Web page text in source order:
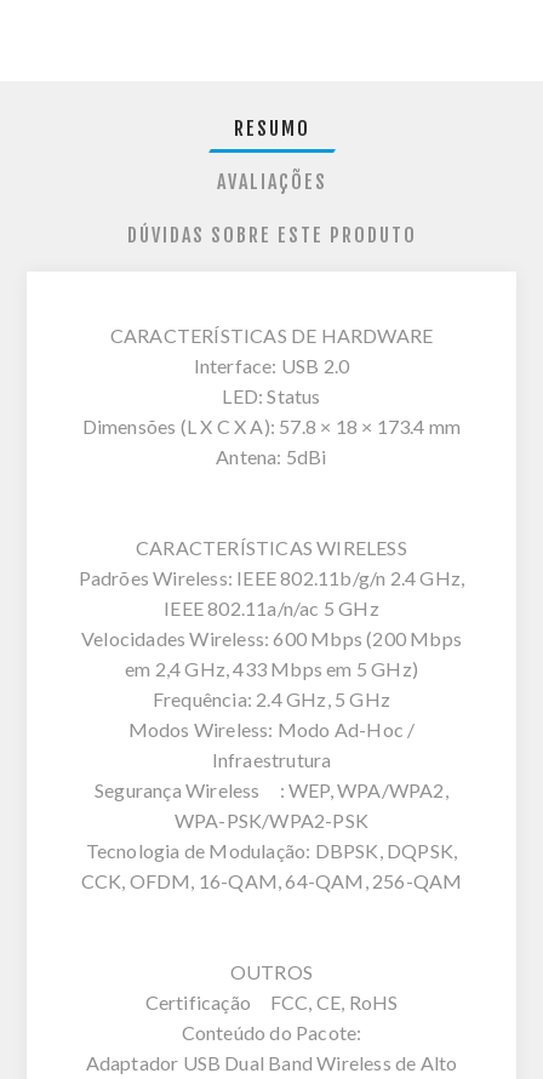
RESUMO
AVALIAÇÕES
DÚVIDAS SOBRE ESTE PRODUTO
CARACTERÍSTICAS DE HARDWARE
Interface: USB 2.0
LED: Status
Dimensões (L X C X A): 57.8 × 18 × 173.4 mm
Antena: 5dBi
CARACTERÍSTICAS WIRELESS
Padrões Wireless: IEEE 802.11b/g/n 2.4 GHz,
IEEE 802.11a/n/ac 5 GHz
Velocidades Wireless: 600 Mbps (200 Mbps
em 2,4 GHz, 433 Mbps em 5 GHz)
Frequência: 2.4 GHz, 5 GHz
Modos Wireless: Modo Ad-Hoc /
Infraestrutura
Segurança Wireless : WEP, WPA/WPA2,
WPA-PSK/WPA2-PSK
Tecnologia de Modulação: DBPSK, DQPSK,
CCK, OFDM, 16-QAM, 64-QAM, 256-QAM
OUTROS
Certificação FCC, CE, RoHS
Conteúdo do Pacote:
Adaptador USB Dual Band Wireless de Alto